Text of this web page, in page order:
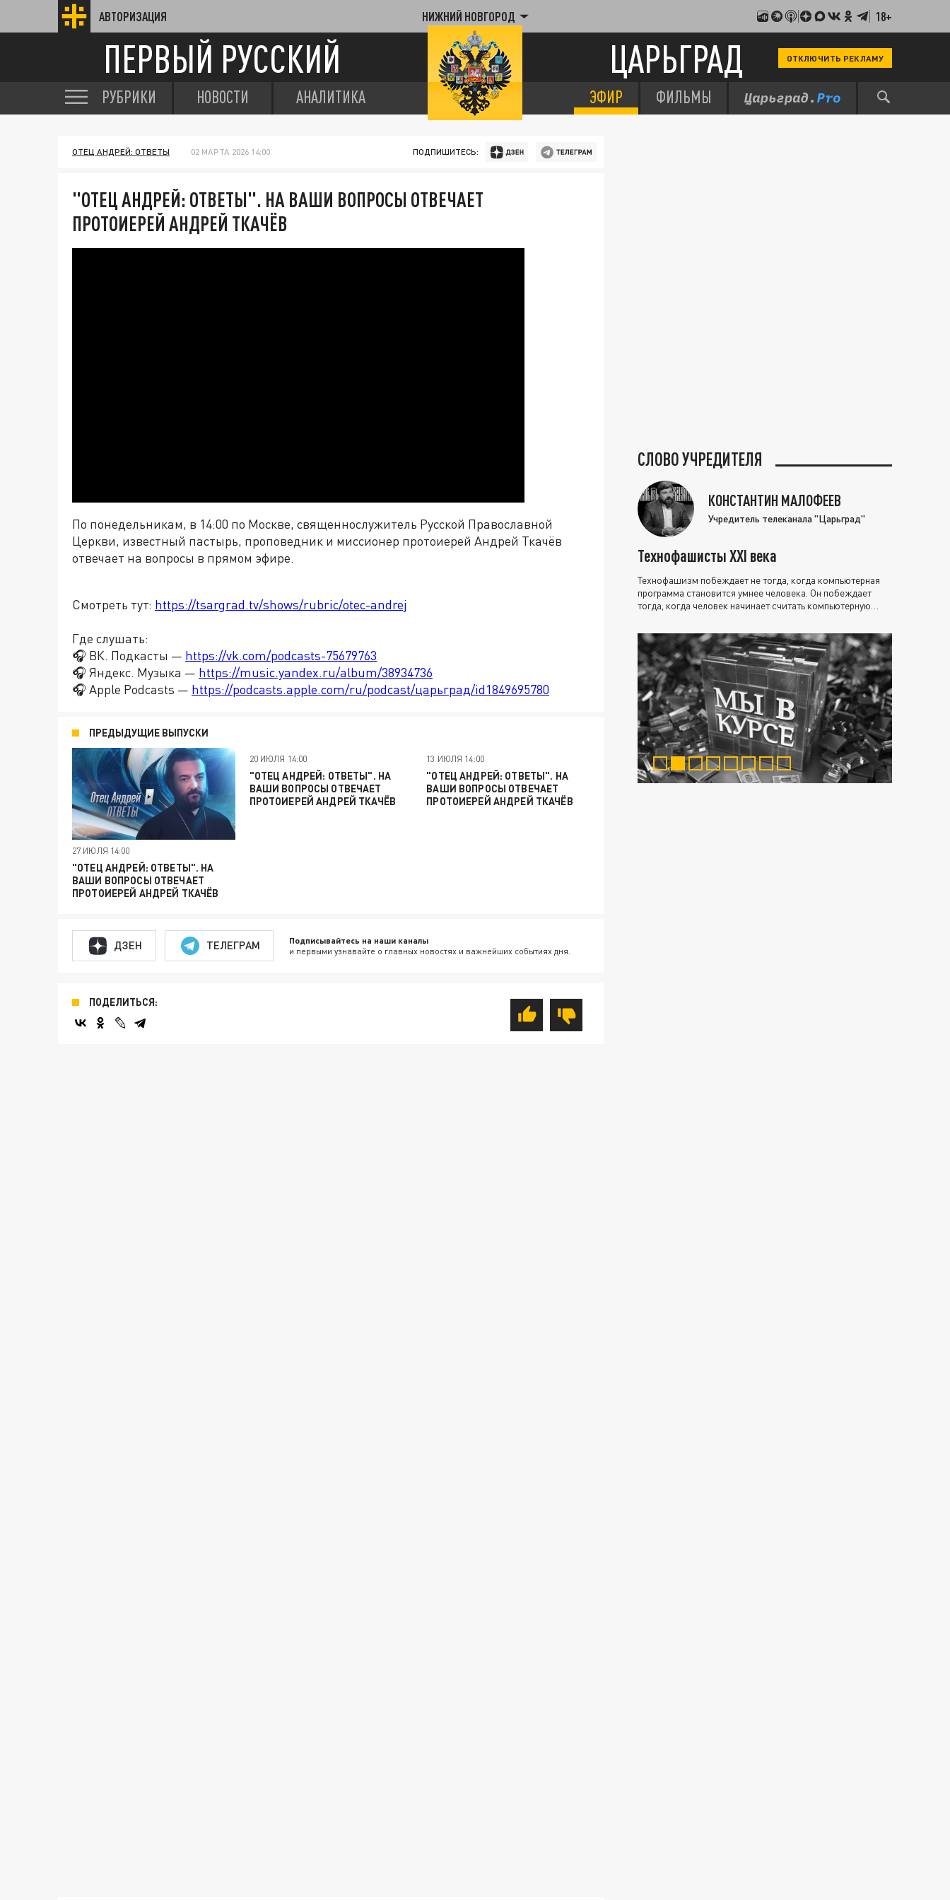
АВТОРИЗАЦИЯ НИЖНИЙ НОВГОРОД 18+
ПЕРВЫЙ РУССКИЙ ЦАРЬГРАД ОТКЛЮЧИТЬ РЕКЛАМУ
РУБРИКИ НОВОСТИ АНАЛИТИКА ЭФИР ФИЛЬМЫ
ОТЕЦ АНДРЕЙ: ОТВЕТЫ 02 МАРТА 2026 14:00 ПОДПИШИТЕСЬ:
"ОТЕЦ АНДРЕЙ: ОТВЕТЫ". НА ВАШИ ВОПРОСЫ ОТВЕЧАЕТ
ПРОТОИЕРЕЙ АНДРЕЙ ТКАЧЁВ
По понедельникам, в 14:00 по Москве, священнослужитель Русской Православной
Церкви, известный пастырь, проповедник и миссионер протоиерей Андрей Ткачёв
отвечает на вопросы в прямом эфире.
Смотреть тут: https://tsargrad.tv/shows/rubric/otec-andrej
Где слушать:
🎧 ВК. Подкасты — https://vk.com/podcasts-75679763
🎧 Яндекс. Музыка — https://music.yandex.ru/album/38934736
🎧 Apple Podcasts — https://podcasts.apple.com/ru/podcast/царьград/id1849695780
ПРЕДЫДУЩИЕ ВЫПУСКИ
27 ИЮЛЯ 14:00
"ОТЕЦ АНДРЕЙ: ОТВЕТЫ". НА
ВАШИ ВОПРОСЫ ОТВЕЧАЕТ
ПРОТОИЕРЕЙ АНДРЕЙ ТКАЧЁВ
20 ИЮЛЯ 14:00
"ОТЕЦ АНДРЕЙ: ОТВЕТЫ". НА
ВАШИ ВОПРОСЫ ОТВЕЧАЕТ
ПРОТОИЕРЕЙ АНДРЕЙ ТКАЧЁВ
13 ИЮЛЯ 14:00
"ОТЕЦ АНДРЕЙ: ОТВЕТЫ". НА
ВАШИ ВОПРОСЫ ОТВЕЧАЕТ
ПРОТОИЕРЕЙ АНДРЕЙ ТКАЧЁВ
ДЗЕН ТЕЛЕГРАМ Подписывайтесь на наши каналы
и первыми узнавайте о главных новостях и важнейших событиях дня.
ПОДЕЛИТЬСЯ:
СЛОВО УЧРЕДИТЕЛЯ
КОНСТАНТИН МАЛОФЕЕВ
Учредитель телеканала "Царьград"
Технофашисты XXI века
Технофашизм побеждает не тогда, когда компьютерная
программа становится умнее человека. Он побеждает
тогда, когда человек начинает считать компьютерную